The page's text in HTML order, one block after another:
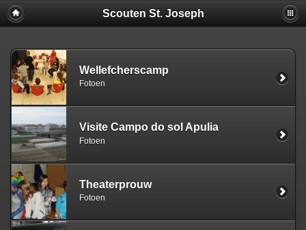
Scouten St. Joseph
Wellefcherscamp
Fotoen
Visite Campo do sol Apulia
Fotoen
Theaterprouw
Fotoen